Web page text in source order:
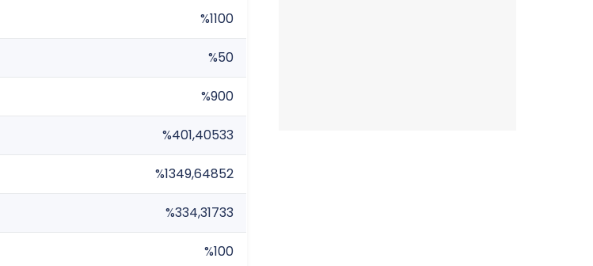
%1100
%50
%900
%401,40533
%1349,64852
%334,31733
%100